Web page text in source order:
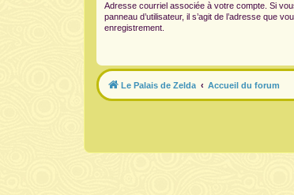
Adresse courriel associée à votre compte. Si
panneau d’utilisateur, il s’agit de l’adresse que
enregistrement.
Le Palais de Zelda Accueil du forum